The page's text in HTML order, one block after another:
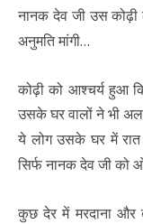
नानक देव जी उस
अनुमति मांगी…
कोढ़ी को आश्चर्य हुआ
उसके घर वालों ने भी
ये लोग उसके घर में
सिर्फ नानक देव जी को
कुछ देर में मरदाना और